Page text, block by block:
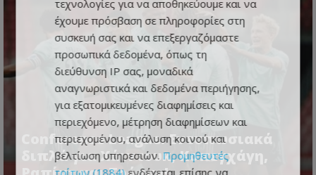
Conference League: Εντυπωσιακά
διπλά για Χάιντουκ, Κοπεγχάγη,
τεχνολογίες για να αποθηκεύουμε και να
έχουμε πρόσβαση σε πληροφορίες στη
συσκευή σας και να επεξεργαζόμαστε
προσωπικά δεδομένα, όπως τη
διεύθυνση IP σας, μοναδικά
αναγνωριστικά και δεδομένα περιήγησης,
για εξατομικευμένες διαφημίσεις και
περιεχόμενο, μέτρηση διαφημίσεων και
περιεχομένου, ανάλυση κοινού και
βελτίωση υπηρεσιών.Προμηθευτές
τρίτων (1884)ενδέχεται επίσης να